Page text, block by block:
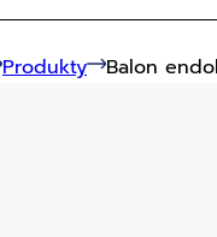
Produkty Balon